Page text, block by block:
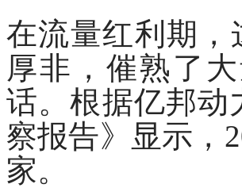
在流量红利期，
厚非，催熟了
话。根据亿邦动
察报告》显示，
家。